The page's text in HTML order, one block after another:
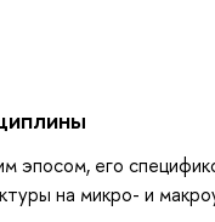
эпосом, его
на микро- и